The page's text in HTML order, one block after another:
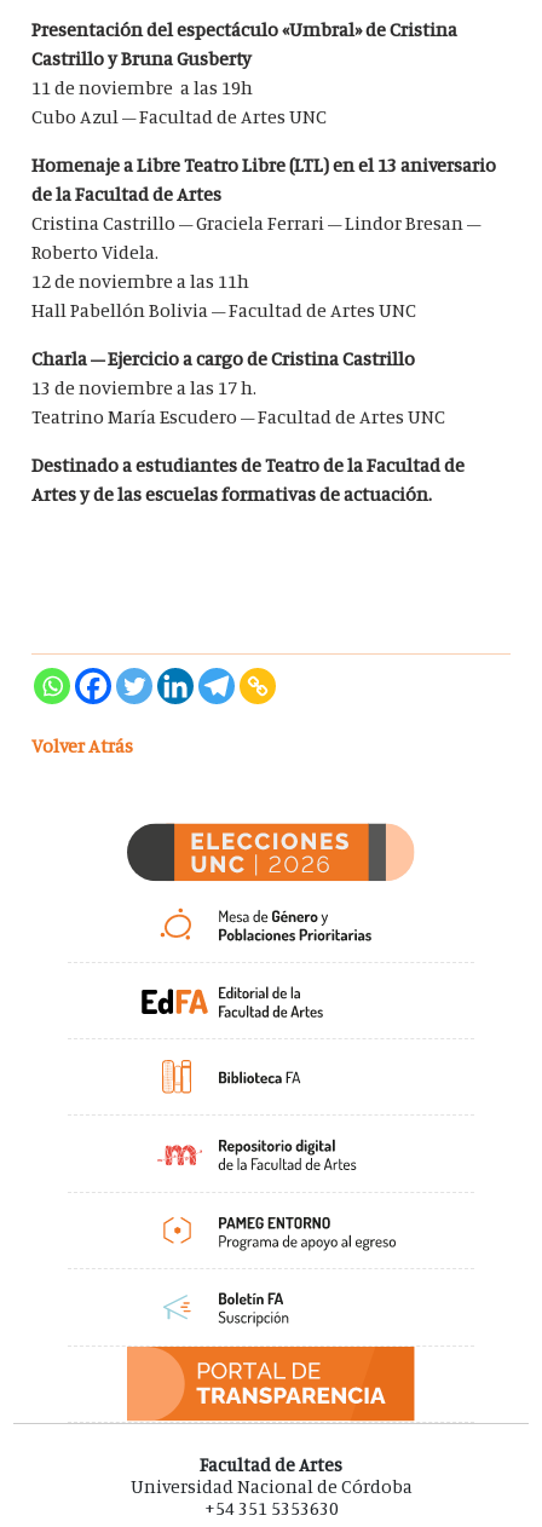
Presentación del espectáculo «Umbral» de Cristina
Castrillo y Bruna Gusberty
11 de noviembre a las 19h
Cubo Azul – Facultad de Artes UNC
Homenaje a Libre Teatro Libre (LTL) en el 13 aniversario
de la Facultad de Artes
Cristina Castrillo – Graciela Ferrari – Lindor Bresan –
Roberto Videla.
12 de noviembre a las 11h
Hall Pabellón Bolivia – Facultad de Artes UNC
Charla – Ejercicio a cargo de Cristina Castrillo
13 de noviembre a las 17 h.
Teatrino María Escudero – Facultad de Artes UNC
Destinado a estudiantes de Teatro de la Facultad de
Artes y de las escuelas formativas de actuación.
Volver Atrás
Facultad de Artes
Universidad Nacional de Córdoba
+54 351 5353630